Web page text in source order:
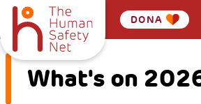
DONA
What's on